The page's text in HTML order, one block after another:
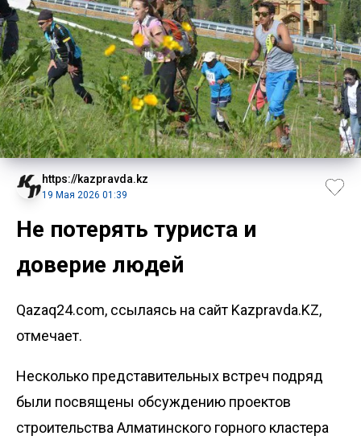
https://kazpravda.kz
19 Мая 2026 01:39
Не потерять туриста и
доверие людей
Qazaq24.com, ссылаясь на сайт Kazpravda.KZ,
отмечает.
Несколько представительных встреч подряд
были посвящены обсуждению проектов
строительства Алматинского горного кластера